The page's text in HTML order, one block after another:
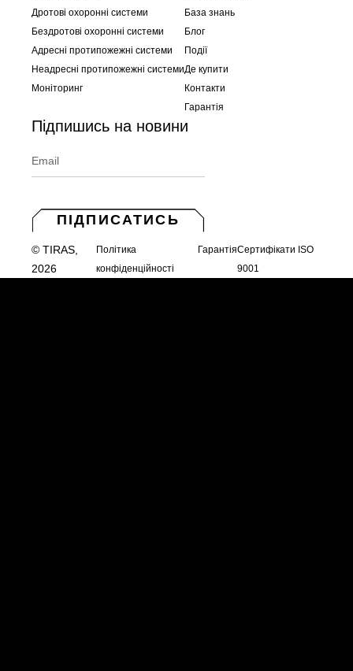
Дротові охоронні системи
Бездротові охоронні системи
Адресні протипожежні системи
Неадресні протипожежні системи
Моніторинг
База знань
Блог
Події
Де купити
Контакти
Гарантія
Підпишись на новини
ПІДПИСАТИСЬ
© TIRAS,
2026
Політика
конфіденційності
ГарантіяСертифікати ISO
9001